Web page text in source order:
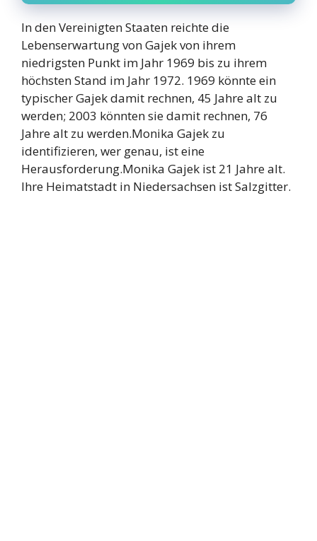
In den Vereinigten Staaten reichte die
Lebenserwartung von Gajek von ihrem
niedrigsten Punkt im Jahr 1969 bis zu ihrem
höchsten Stand im Jahr 1972. 1969 könnte ein
typischer Gajek damit rechnen, 45 Jahre alt zu
werden; 2003 könnten sie damit rechnen, 76
Jahre alt zu werden.Monika Gajek zu
identifizieren, wer genau, ist eine
Herausforderung.Monika Gajek ist 21 Jahre alt.
Ihre Heimatstadt in Niedersachsen ist Salzgitter.